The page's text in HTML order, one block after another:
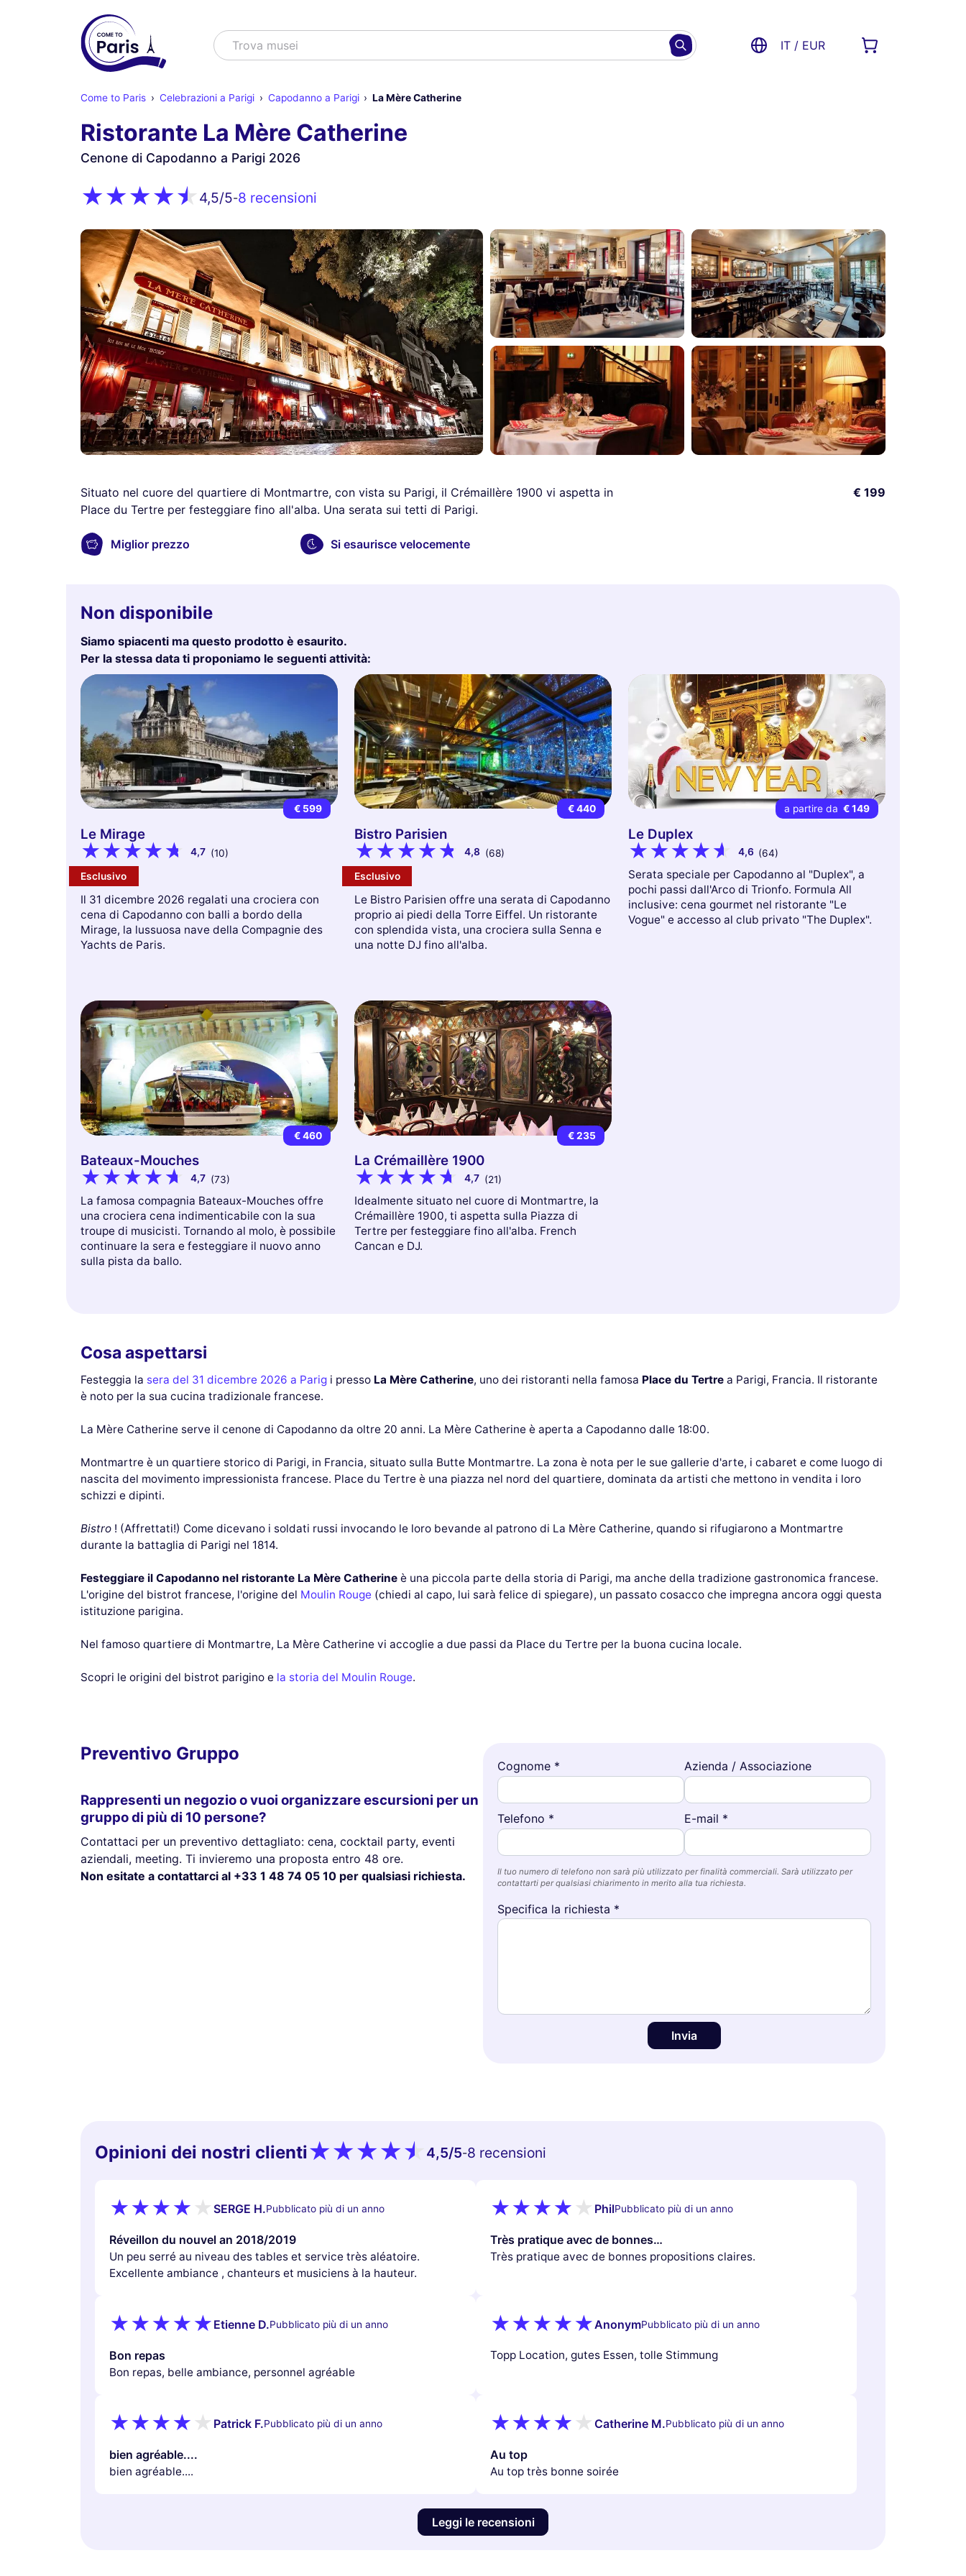
Cercare
Trova spettaco IT / EUR
Come to Paris Celebrazioni a Parigi Capodanno a Parigi La Mère Catherine
Ristorante La Mère Catherine
Cenone di Capodanno a Parigi 2026
4,5/5-8 recensioni
Situato nel cuore del quartiere di Montmartre, con vista su Parigi, il Crémaillère 1900 vi aspetta in
Place du Tertre per festeggiare fino all'alba. Una serata sui tetti di Parigi.
Miglior prezzo Si esaurisce velocemente
€ 199
Non disponibile
Siamo spiacenti ma questo prodotto è esaurito.
Per la stessa data ti proponiamo le seguenti attività:
€ 599
Le Mirage
4,7 (10)
Esclusivo
Il 31 dicembre 2026 regalati una crociera con
cena di Capodanno con balli a bordo della
Mirage, la lussuosa nave della Compagnie des
Yachts de Paris.
€ 440
Bistro Parisien
4,8 (68)
Esclusivo
Le Bistro Parisien offre una serata di Capodanno
proprio ai piedi della Torre Eiffel. Un ristorante
con splendida vista, una crociera sulla Senna e
una notte DJ fino all'alba.
a partire da € 149
Le Duplex
4,6 (64)
Serata speciale per Capodanno al "Duplex", a
pochi passi dall'Arco di Trionfo. Formula All
inclusive: cena gourmet nel ristorante "Le
Vogue" e accesso al club privato "The Duplex".
€ 460
Bateaux-Mouches
4,7 (73)
La famosa compagnia Bateaux-Mouches offre
una crociera cena indimenticabile con la sua
troupe di musicisti. Tornando al molo, è possibile
continuare la sera e festeggiare il nuovo anno
sulla pista da ballo.
€ 235
La Crémaillère 1900
4,7 (21)
Idealmente situato nel cuore di Montmartre, la
Crémaillère 1900, ti aspetta sulla Piazza di
Tertre per festeggiare fino all'alba. French
Cancan e DJ.
Cosa aspettarsi
Festeggia la sera del 31 dicembre 2026 a Parig i presso La Mère Catherine, uno dei ristoranti nella famosa Place du Tertre a Parigi, Francia. Il ristorante
è noto per la sua cucina tradizionale francese.
La Mère Catherine serve il cenone di Capodanno da oltre 20 anni. La Mère Catherine è aperta a Capodanno dalle 18:00.
Montmartre è un quartiere storico di Parigi, in Francia, situato sulla Butte Montmartre. La zona è nota per le sue gallerie d'arte, i cabaret e come luogo di
nascita del movimento impressionista francese. Place du Tertre è una piazza nel nord del quartiere, dominata da artisti che mettono in vendita i loro
schizzi e dipinti.
Bistro ! (Affrettati!) Come dicevano i soldati russi invocando le loro bevande al patrono di La Mère Catherine, quando si rifugiarono a Montmartre
durante la battaglia di Parigi nel 1814.
Festeggiare il Capodanno nel ristorante La Mère Catherine è una piccola parte della storia di Parigi, ma anche della tradizione gastronomica francese.
L'origine del bistrot francese, l'origine del Moulin Rouge (chiedi al capo, lui sarà felice di spiegare), un passato cosacco che impregna ancora oggi questa
istituzione parigina.
Nel famoso quartiere di Montmartre, La Mère Catherine vi accoglie a due passi da Place du Tertre per la buona cucina locale.
Scopri le origini del bistrot parigino e la storia del Moulin Rouge.
Preventivo Gruppo
Rappresenti un negozio o vuoi organizzare escursioni per un
gruppo di più di 10 persone?
Contattaci per un preventivo dettagliato: cena, cocktail party, eventi
aziendali, meeting. Ti invieremo una proposta entro 48 ore.
Non esitate a contattarci al +33 1 48 74 05 10 per qualsiasi richiesta.
Cognome * Azienda / Associazione
Telefono * E-mail *
Il tuo numero di telefono non sarà più utilizzato per finalità commerciali. Sarà utilizzato per
contattarti per qualsiasi chiarimento in merito alla tua richiesta.
Specifica la richiesta *
Invia
Opinioni dei nostri clienti 4,5/5-8 recensioni
SERGE H.Pubblicato più di un anno
Réveillon du nouvel an 2018/2019
Un peu serré au niveau des tables et service très aléatoire.
Excellente ambiance , chanteurs et musiciens à la hauteur.
PhilPubblicato più di un anno
Très pratique avec de bonnes…
Très pratique avec de bonnes propositions claires.
Etienne D.Pubblicato più di un anno
Bon repas
Bon repas, belle ambiance, personnel agréable
AnonymPubblicato più di un anno
Topp Location, gutes Essen, tolle Stimmung
Patrick F.Pubblicato più di un anno
bien agréable....
bien agréable....
Catherine M.Pubblicato più di un anno
Au top
Au top très bonne soirée
Leggi le recensioni